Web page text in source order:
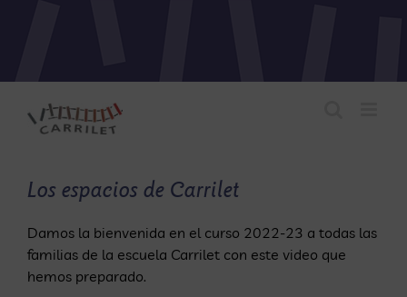
Los espacios de Carrilet
Damos la bienvenida en el curso 2022-23 a todas las
familias de la escuela Carriletcon este video que
hemos preparado.